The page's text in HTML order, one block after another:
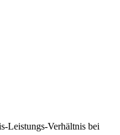
Leistungs-Verhältnis bei